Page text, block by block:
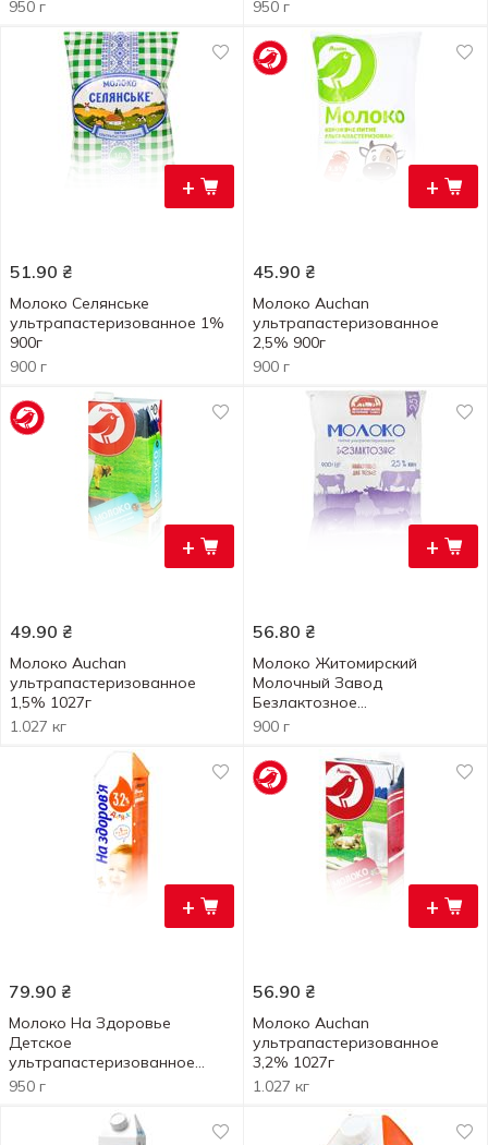
950 г 950 г
+
51.90 ₴
Молоко Селянське
ультрапастеризованное 1%
900г
900 г
+
45.90 ₴
Молоко Auchan
ультрапастеризованное
2,5% 900г
900 г
+
49.90 ₴
Молоко Auchan
ультрапастеризованное
1,5% 1027г
1.027 кг
+
56.80 ₴
Молоко Житомирский
Молочный Завод
Безлактозное
ультрапастеризованное
900 г
+
79.90 ₴
Молоко На Здоровье
Детское
ультрапастеризованное
3,2% 950г
950 г
+
56.90 ₴
Молоко Auchan
ультрапастеризованное
3,2% 1027г
1.027 кг